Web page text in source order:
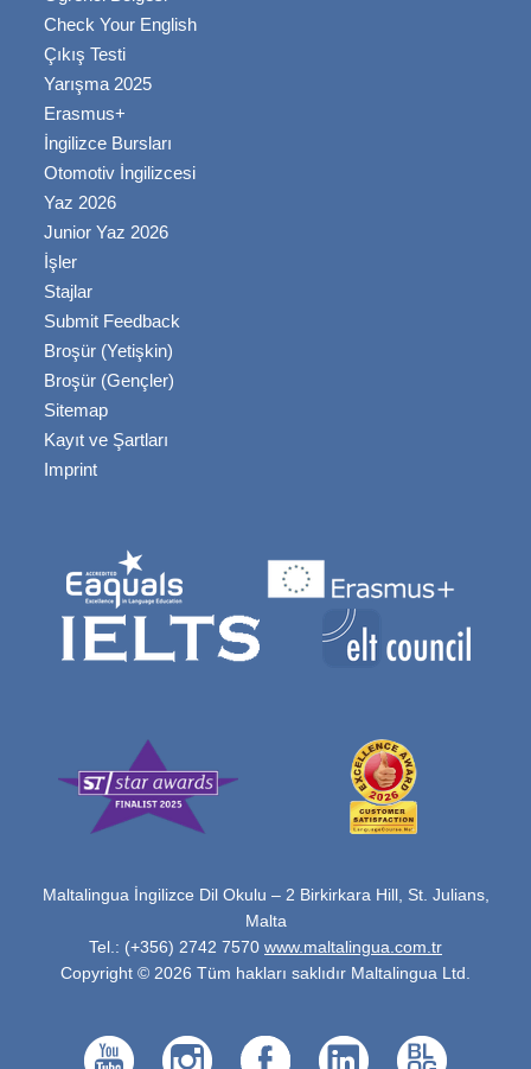
Check Your English
Çıkış Testi
Yarışma 2025
Erasmus+
İngilizce Bursları
Otomotiv İngilizcesi
Yaz 2026
Junior Yaz 2026
İşler
Stajlar
Submit Feedback
Broşür (Yetişkin)
Broşür (Gençler)
Sitemap
Kayıt ve Şartları
Imprint
Maltalingua İngilizce Dil Okulu – 2 Birkirkara Hill, St. Julians,
Malta
Tel.: (+356) 2742 7570 www.maltalingua.com.tr
Copyright © 2026 Tüm hakları saklıdır Maltalingua Ltd.